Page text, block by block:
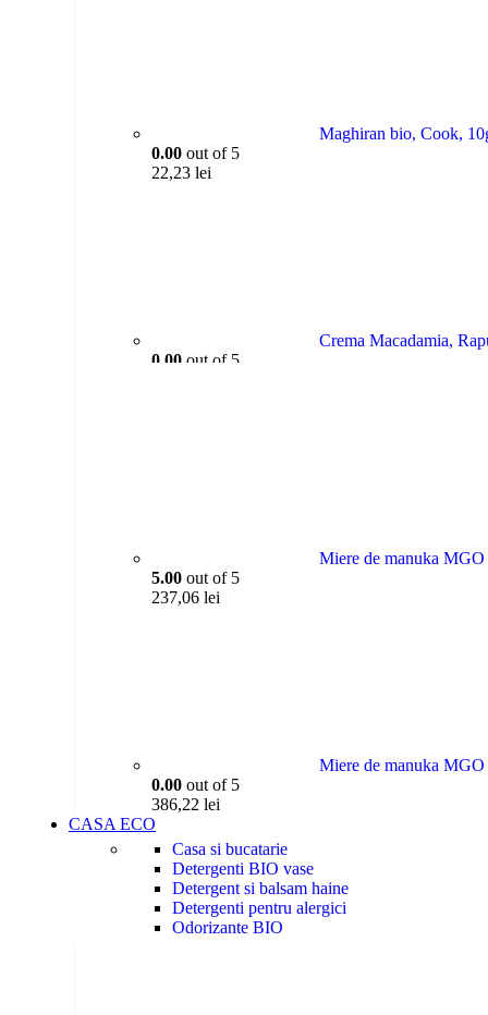
Maghiran bio, Cook,
0.00 out of 5
22,23 lei
Crema Macadamia,
0.00 out of 5
Miere de manuka
5.00 out of 5
237,06 lei
Miere de manuka
0.00 out of 5
386,22 lei
CASA ECO
Casa si bucatarie
Detergenti BIO vase
Detergent si balsam haine
Detergenti pentru alergici
Odorizante BIO